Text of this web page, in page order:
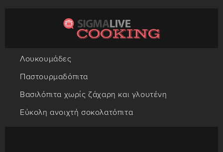
Λουκουμάδες
Παστουρμαδόπιτα
Βασιλόπιτα χωρίς ζάχαρη και γλουτένη
Εύκολη ανοιχτή σοκολατόπιτα